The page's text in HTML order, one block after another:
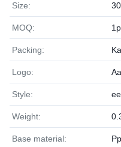
Size:
MOQ:
Packing:
Logo:
Style:
Weight:
Base material: